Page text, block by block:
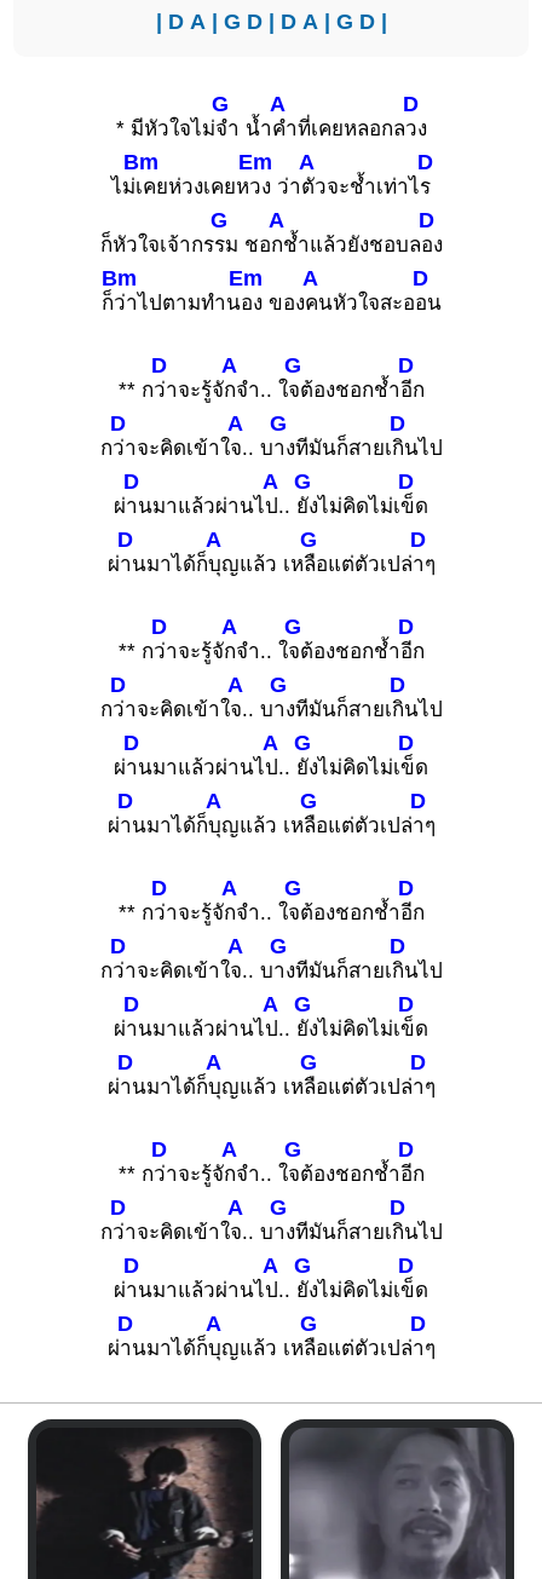
| D A | G D| D A | G D|
* มีหัวใจไม่
G
จำ น้ำ
A
คำที่เคยหลอกล
D
วง
ไม่
Bm
เคยห่วงเคยห
Em
วง ว่า
A
ตัวจะช้ำเท่าไ
D
ร
ก็หัวใจเจ้ากร
G
รม ชอ
A
กช้ำแล้วยังชอบล
D
อง
ก็
Bm
ว่าไปตามทำน
Em
อง ของ
A
คนหัวใจสะอ
D
อน
** ก
D
ว่าจะรู้จั
A
กจำ.. ใ
G
จต้องชอกช้ำ
D
อีก
ก
D
ว่าจะคิดเข้าใ
A
จ.. บ
G
างทีมันก็สายเ
D
กินไป
ผ่
D
านมาแล้วผ่านไ
A
ป..
G
ยังไม่คิดไม่เ
D
ข็ด
ผ่
D
านมาได้ก็
A
บุญแล้ว เห
G
ลือแต่ตัวเปล่
D
าๆ
** ก
D
ว่าจะรู้จั
A
กจำ.. ใ
G
จต้องชอกช้ำ
D
อีก
ก
D
ว่าจะคิดเข้าใ
A
จ.. บ
G
างทีมันก็สายเ
D
กินไป
ผ่
D
านมาแล้วผ่านไ
A
ป..
G
ยังไม่คิดไม่เ
D
ข็ด
ผ่
D
านมาได้ก็
A
บุญแล้ว เห
G
ลือแต่ตัวเปล่
D
าๆ
** ก
D
ว่าจะรู้จั
A
กจำ.. ใ
G
จต้องชอกช้ำ
D
อีก
ก
D
ว่าจะคิดเข้าใ
A
จ.. บ
G
างทีมันก็สายเ
D
กินไป
ผ่
D
านมาแล้วผ่านไ
A
ป..
G
ยังไม่คิดไม่เ
D
ข็ด
ผ่
D
านมาได้ก็
A
บุญแล้ว เห
G
ลือแต่ตัวเปล่
D
าๆ
** ก
D
ว่าจะรู้จั
A
กจำ.. ใ
G
จต้องชอกช้ำ
D
อีก
ก
D
ว่าจะคิดเข้าใ
A
จ.. บ
G
างทีมันก็สายเ
D
กินไป
ผ่
D
านมาแล้วผ่านไ
A
ป..
G
ยังไม่คิดไม่เ
D
ข็ด
ผ่
D
านมาได้ก็
A
บุญแล้ว เห
G
ลือแต่ตัวเปล่
D
าๆ